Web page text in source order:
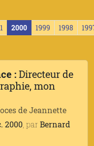
2000 1999 1998
:Directeur de
mon
de Jeannette
2000, parBernard